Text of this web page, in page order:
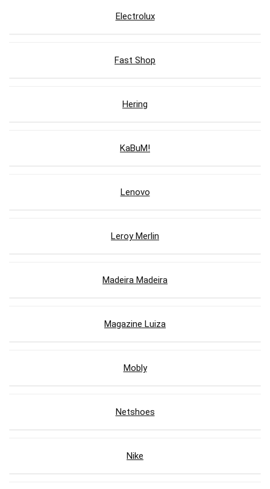
Electrolux
Fast Shop
Hering
KaBuM!
Lenovo
Leroy Merlin
Madeira Madeira
Magazine Luiza
Mobly
Netshoes
Nike